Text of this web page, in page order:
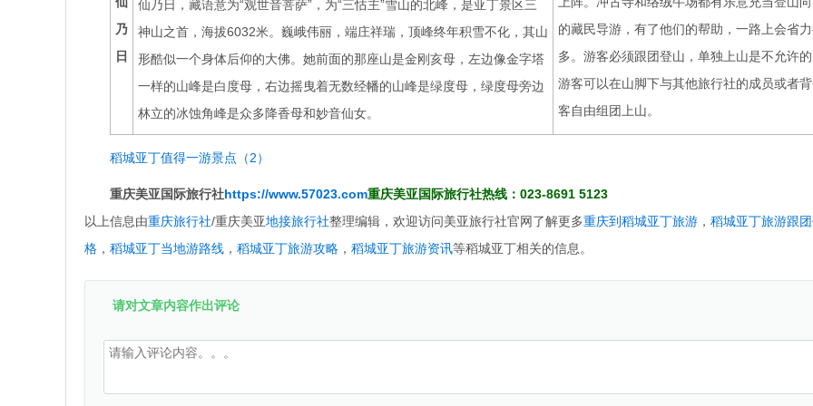
乃
日
仙乃日，藏语意为“观世音菩萨”，为“三怙主”雪山的北峰，是亚丁景区三
神山之首，海拔6032米。巍峨伟丽，端庄祥瑞，顶峰终年积雪不化，其山
形酷似一个身体后仰的大佛。她前面的那座山是金刚亥母，左边像金字塔
一样的山峰是白度母，右边摇曳着无数经幡的山峰是绿度母，绿度母旁边
林立的冰蚀角峰是众多降香母和妙音仙女。
的藏民导游，有了他们的帮助，一路上会省
多。游客必须跟团登山，单独上山是不允许的
游客可以在山脚下与其他旅行社的成员或者
客自由组团上山。
稻城亚丁值得一游景点（2）
重庆美亚国际旅行社https://www.57023.com重庆美亚国际旅行社热线：023-8691 5123
以上信息由重庆旅行社/重庆美亚地接旅行社整理编辑，欢迎访问美亚旅行社官网了解更多重庆到稻城亚丁旅游 ， 稻城亚丁旅游跟
格 ， 稻城亚丁当地游路线 ， 稻城亚丁旅游攻略 ， 稻城亚丁旅游资讯等稻城亚丁相关的信息。
请对文章内容作出评论